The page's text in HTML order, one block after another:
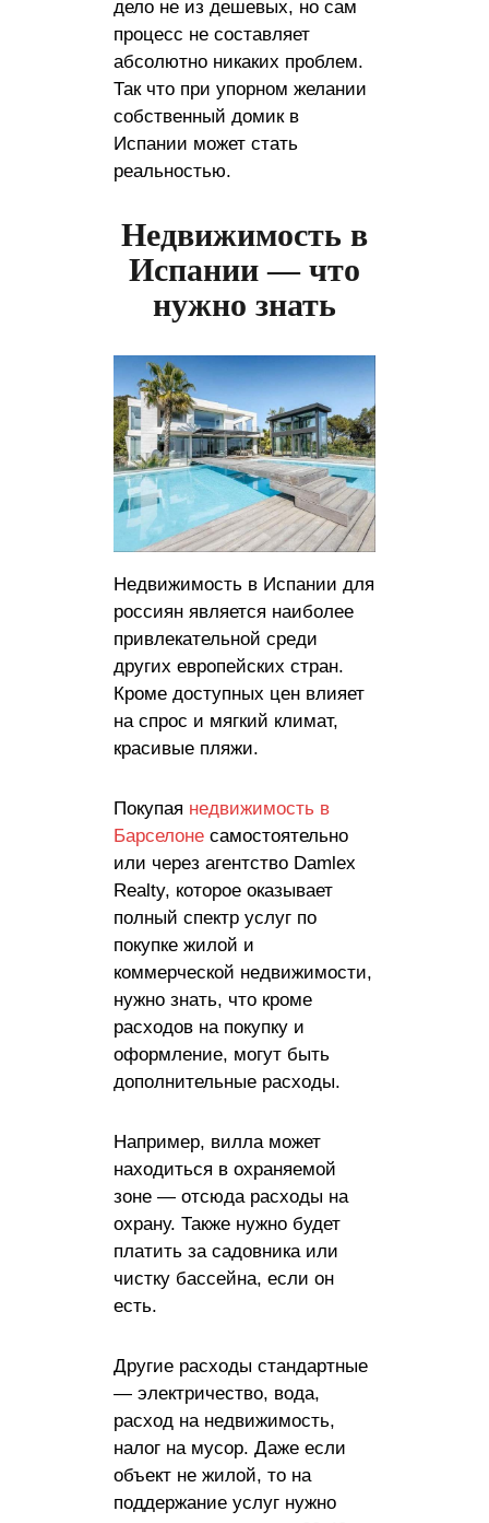
дело не из дешевых, но сам
процесс не составляет
абсолютно никаких проблем.
Так что при упорном желании
собственный домик в
Испании может стать
реальностью.
Недвижимость в
Испании — что
нужно знать
Недвижимость в Испании для
россиян является наиболее
привлекательной среди
других европейских стран.
Кроме доступных цен влияет
на спрос и мягкий климат,
красивые пляжи.
Покупая недвижимость в
Барселоне самостоятельно
или через агентство Damlex
Realty, которое оказывает
полный спектр услуг по
покупке жилой и
коммерческой недвижимости,
нужно знать, что кроме
расходов на покупку и
оформление, могут быть
дополнительные расходы.
Например, вилла может
находиться в охраняемой
зоне — отсюда расходы на
охрану. Также нужно будет
платить за садовника или
чистку бассейна, если он
есть.
Другие расходы стандартные
— электричество, вода,
расход на недвижимость,
налог на мусор. Даже если
объект не жилой, то на
поддержание услуг нужно